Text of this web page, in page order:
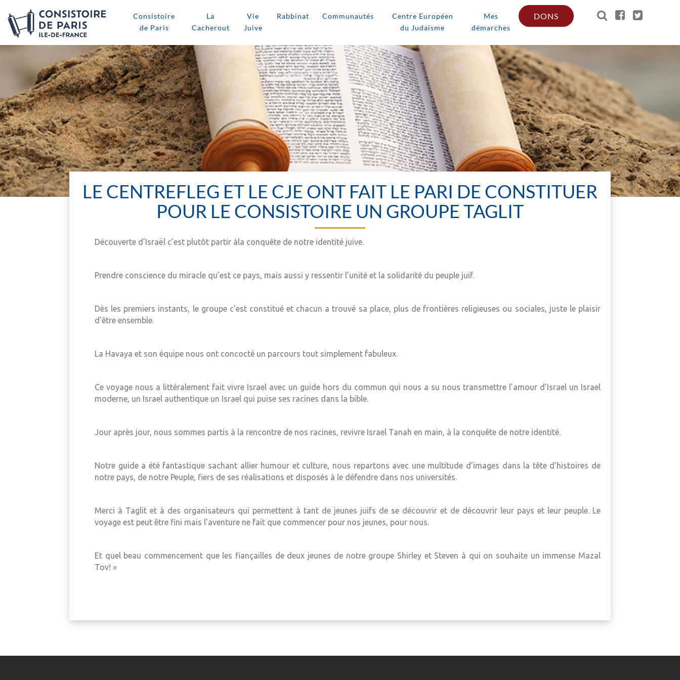
Consistoire
de Paris
La
Cacherout
Vie
Juive
Rabbinat Communautés
Centre Européen
du Judaïsme
Mes
démarches
DONS
LE CENTREFLEG ET LE CJE ONT FAIT LE PARI DE CONSTITUER
POUR LE CONSISTOIRE UN GROUPE TAGLIT
Découverte d’Israël c’est plutôt partir àla conquête de notre identité juive.
Prendre conscience du miracle qu’est ce pays, mais aussi y ressentir l’unité et la solidarité du peuple juif.
Dès les premiers instants, le groupe c’est constitué et chacun a trouvé sa place, plus de frontières religieuses ou sociales, juste le plaisir
d’être ensemble.
La Havaya et son équipe nous ont concocté un parcours tout simplement fabuleux.
Ce voyage nous a littéralement fait vivre Israel avec un guide hors du commun qui nous a su nous transmettre l’amour d’Israel un Israel
moderne, un Israel authentique un Israel qui puise ses racines dans la bible.
Jour après jour, nous sommes partis à la rencontre de nos racines, revivre Israel Tanah en main, à la conquête de notre identité.
Notre guide a été fantastique sachant allier humour et culture, nous repartons avec une multitude d’images dans la tête d’histoires de
notre pays, de notre Peuple, fiers de ses réalisations et disposés à le défendre dans nos universités.
Merci à Taglit et à des organisateurs qui permettent à tant de jeunes juifs de se découvrir et de découvrir leur pays et leur peuple. Le
voyage est peut être fini mais l’aventure ne fait que commencer pour nos jeunes, pour nous.
Et quel beau commencement que les fiançailles de deux jeunes de notre groupe Shirley et Steven à qui on souhaite un immense Mazal
Tov! »